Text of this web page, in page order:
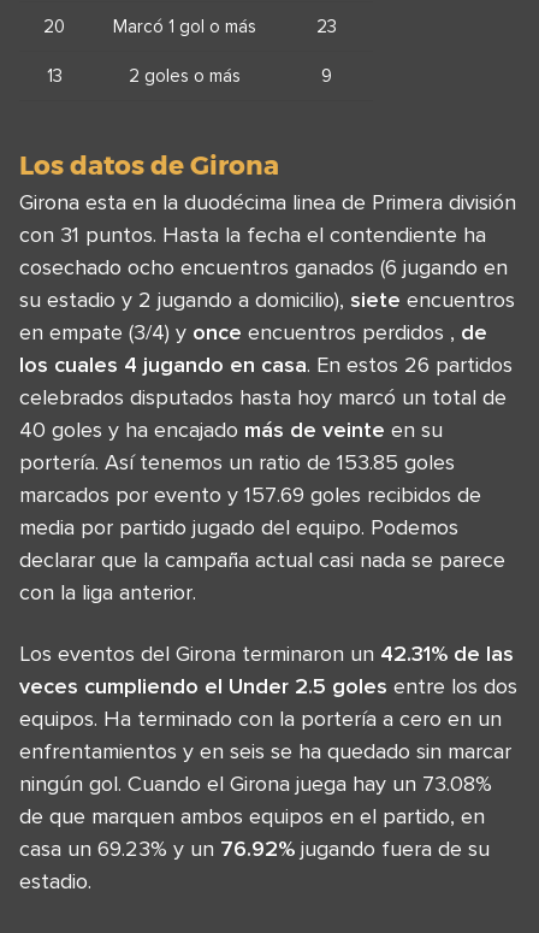
20 Marcó 1 gol o más 23
13 2 goles o más 9
Los datos de Girona
Girona esta en la duodécima linea de Primera división
con 31 puntos. Hasta la fecha el contendiente ha
cosechado ocho encuentros ganados (6 jugando en
su estadio y 2 jugando a domicilio), siete encuentros
en empate (3/4) y once encuentros perdidos , de
los cuales 4 jugando en casa. En estos 26 partidos
celebrados disputados hasta hoy marcó un total de
40 goles y ha encajado más de veinte en su
portería. Así tenemos un ratio de 153.85 goles
marcados por evento y 157.69 goles recibidos de
media por partido jugado del equipo. Podemos
declarar que la campaña actual casi nada se parece
con la liga anterior.
Los eventos del Girona terminaron un 42.31% de las
veces cumpliendo el Under 2.5 goles entre los dos
equipos. Ha terminado con la portería a cero en un
enfrentamientos y en seis se ha quedado sin marcar
ningún gol. Cuando el Girona juega hay un 73.08%
de que marquen ambos equipos en el partido, en
casa un 69.23% y un 76.92% jugando fuera de su
estadio.